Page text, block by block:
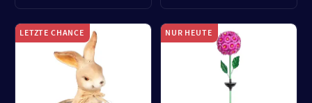
LETZTE CHANCE NUR HEUTE